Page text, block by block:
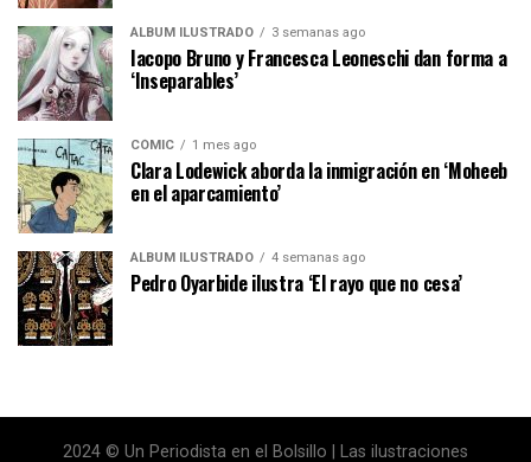
ÁLBUM ILUSTRADO 3 semanas ago
Iacopo Bruno y Francesca Leoneschi dan forma a
‘Inseparables’
CÓMIC 1 mes ago
Clara Lodewick aborda la inmigración en ‘Moheeb
en el aparcamiento’
ÁLBUM ILUSTRADO 4 semanas ago
Pedro Oyarbide ilustra ‘El rayo que no cesa’
2024 © Un Periodista en el Bolsillo | Las ilustraciones